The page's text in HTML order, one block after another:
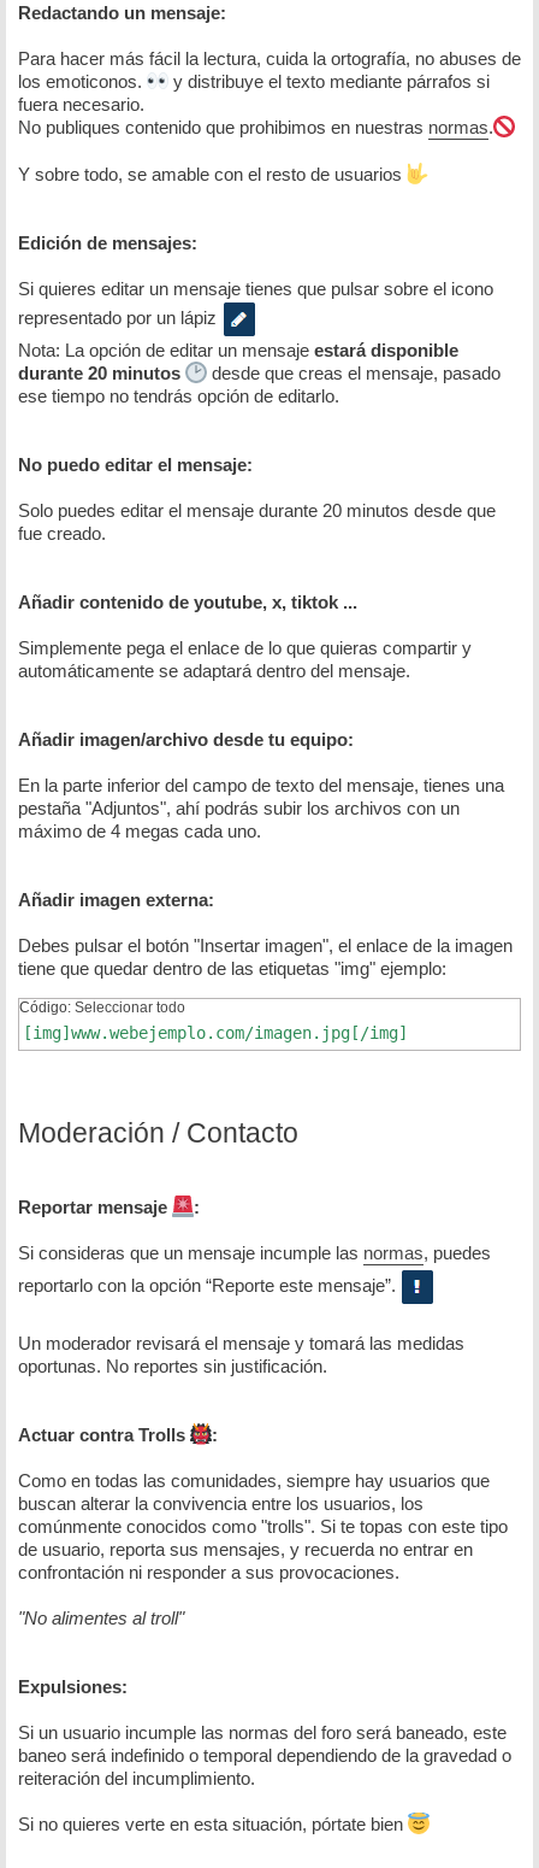
Redactando un mensaje:
Para hacer más fácil la lectura, cuida la ortografía, no abuses de
los emoticonos.
y distribuye el texto mediante párrafos si
fuera necesario.
No publiques contenido que prohibimos en nuestras normas.
Y sobre todo, se amable con el resto de usuarios
Edición de mensajes:
Si quieres editar un mensaje tienes que pulsar sobre el icono
representado por un lápiz
Nota: La opción de editar un mensaje estará disponible
durante 20 minutos
desde que creas el mensaje, pasado
ese tiempo no tendrás opción de editarlo.
No puedo editar el mensaje:
Solo puedes editar el mensaje durante 20 minutos desde que
fue creado.
Añadir contenido de youtube, x, tiktok ...
Simplemente pega el enlace de lo que quieras compartir y
automáticamente se adaptará dentro del mensaje.
Añadir imagen/archivo desde tu equipo:
En la parte inferior del campo de texto del mensaje, tienes una
pestaña "Adjuntos", ahí podrás subir los archivos con un
máximo de 4 megas cada uno.
Añadir imagen externa:
Debes pulsar el botón "Insertar imagen", el enlace de la imagen
tiene que quedar dentro de las etiquetas "img" ejemplo:
Código: Seleccionar todo
[img]www.webejemplo.com/imagen.jpg[/img]
Moderación / Contacto
Reportar mensaje :
Si consideras que un mensaje incumple las normas, puedes
reportarlo con la opción “Reporte este mensaje”.
Un moderador revisará el mensaje y tomará las medidas
oportunas. No reportes sin justificación.
Actuar contra Trolls :
Como en todas las comunidades, siempre hay usuarios que
buscan alterar la convivencia entre los usuarios, los
comúnmente conocidos como "trolls". Si te topas con este tipo
de usuario, reporta sus mensajes, y recuerda no entrar en
confrontación ni responder a sus provocaciones.
"No alimentes al troll"
Expulsiones:
Si un usuario incumple las normas del foro será baneado, este
baneo será indefinido o temporal dependiendo de la gravedad o
reiteración del incumplimiento.
Si no quieres verte en esta situación, pórtate bien